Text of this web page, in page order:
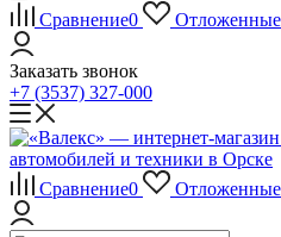
Сравнение0 Отложенные
Заказать звонок
+7 (3537) 327-000
Сравнение0 Отложенные